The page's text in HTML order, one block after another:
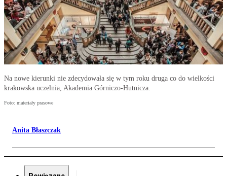
Na nowe kierunki nie zdecydowała się w tym roku druga co do wielkości
krakowska uczelnia, Akademia Górniczo-Hutnicza.
Foto: materiały prasowe
Anita Błaszczak